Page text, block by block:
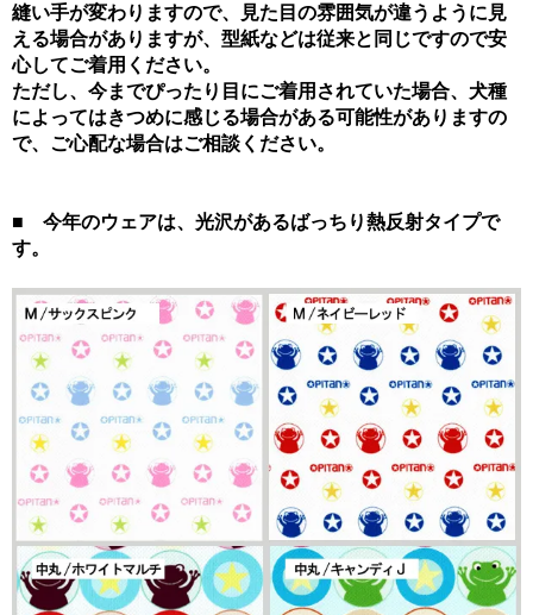
縫い手が変わりますので、見た目の雰囲気が違うように見
える場合がありますが、型紙などは従来と同じですので安
心してご着用ください。
ただし、今までぴったり目にご着用されていた場合、犬種
によってはきつめに感じる場合がある可能性がありますの
で、ご心配な場合はご相談ください。
■ 今年のウェアは、光沢があるばっちり熱反射タイプで
す。